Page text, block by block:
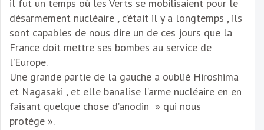
il fut un temps où les Verts se mobilisaient pour le
désarmement nucléaire , c’était il y a longtemps , ils
sont capables de nous dire un de ces jours que la
France doit mettre ses bombes au service de
l’Europe.
Une grande partie de la gauche a oublié Hiroshima
et Nagasaki , et elle banalise l’arme nucléaire en en
faisant quelque chose d’anodin » qui nous
protège ».